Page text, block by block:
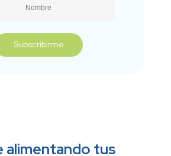
alimentando tus